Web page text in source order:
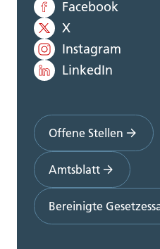
Facebook
X
Instagram
LinkedIn
Offene Stellen
Amtsblatt
Bereinigte